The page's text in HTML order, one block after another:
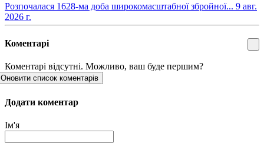
​Розпочалася 1628-ма доба широкомасштабної збройної... 9 авг.
2026 г.
Коментарі
Коментарі відсутні. Можливо, ваш буде першим?
Оновити список коментарів
Додати коментар
Ім'я